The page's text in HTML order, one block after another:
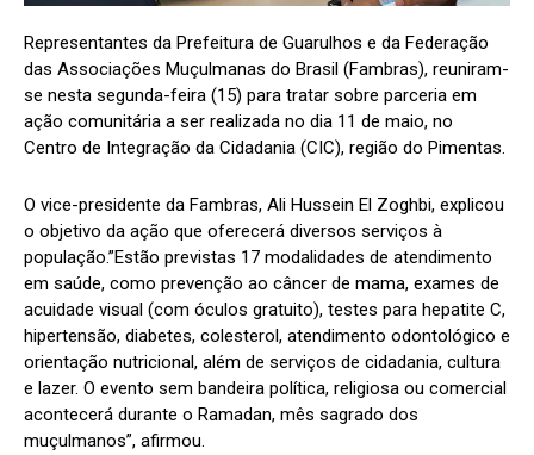
Representantes da Prefeitura de Guarulhos e da Federação
das Associações Muçulmanas do Brasil (Fambras), reuniram-
se nesta segunda-feira (15) para tratar sobre parceria em
ação comunitária a ser realizada no dia 11 de maio, no
Centro de Integração da Cidadania (CIC), região do Pimentas.
O vice-presidente da Fambras, Ali Hussein El Zoghbi, explicou
o objetivo da ação que oferecerá diversos serviços à
população.”Estão previstas 17 modalidades de atendimento
em saúde, como prevenção ao câncer de mama, exames de
acuidade visual (com óculos gratuito), testes para hepatite C,
hipertensão, diabetes, colesterol, atendimento odontológico e
orientação nutricional, além de serviços de cidadania, cultura
e lazer. O evento sem bandeira política, religiosa ou comercial
acontecerá durante o Ramadan, mês sagrado dos
muçulmanos”, afirmou.